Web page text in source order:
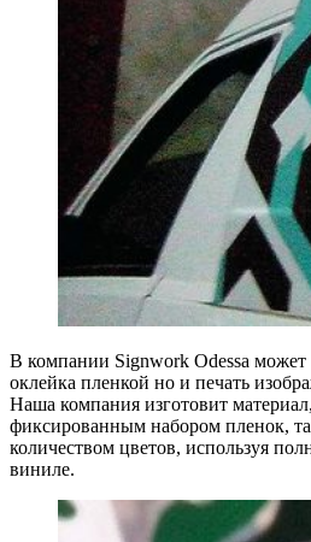
В компании Signwork Odessa может
оклейка пленкой но и печать
Наша компания изготовит
фиксированным набором пленок,
количеством цветов, используя
виниле.